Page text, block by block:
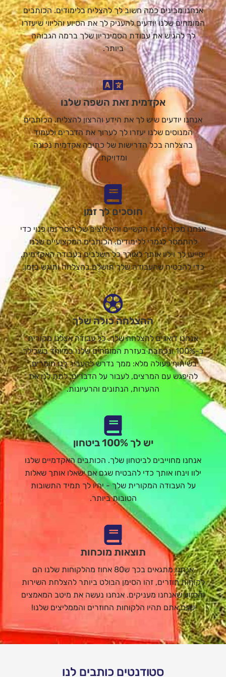
אנחנו מבינים כמה חשוב לך להצליח בלימודים. הכותבים
המומחים שלנו יודעים להעניק לך את הסיוע והליווי שיעזרו
לך להגיש את עבודת הסמינריון שלך ברמה הגבוהה
ביותר.
אקדמית זאת השפה שלנו
אנחנו יודעים שיש לך את הידע והרצון להצליח. הכותבים
המנוסים שלנו יעזרו לך לערוך את הדברים ולעמוד
בהצלחה בכל הדרישות של כתיבה אקדמית נכונה
ומדויקת.
חוסכים לך זמן
אנחנו מכירים את הקשיים והאילוצים של חוסר זמן פנוי כדי
להתמסר לגמרי ללימודים. הכותבים המקצועיים שלנו
יסייעו לך וילוו אותך לאורך כל השלבים בעבודה האקדמית,
כדי להבטיח שהעבודה שלך תושלם בהצלחה ותוגש בזמן.
ההצלחה כולה שלך
אנחנו דואגים להצלחה שלך. כל עבודה אצלנו מקורית
ב-100% ונכתבת בעזרת המומחים שלנו במיוחד בשבילך
בשיתוף פעולה מלא: ממך נדרש להעביר לנו חומרים,
להיפגש עם המרצים, לעבור על הדברים, לתת לנו את
ההערות, הנתונים והרעיונות.
יש לך 100% ביטחון
אנחנו מחוייבים לביטחון שלך. הכותבים האקדמיים שלנו
ילוו וינחו אותך כדי להבטיח שגם אם ישאלו אותך שאלות
על העבודה המקורית שלך - יהיו לך תמיד התשובות
הטובות ביותר.
תוצאות מוכחות
אנחנו מתגאים בכך ש80 אחוז מהלקוחות שלנו הם
לקוחות חוזרים, זהו הסימן הבולט ביותר להצלחת השירות
והסיוע שאנחנו מעניקים. אנחנו נעשה את מיטב המאמצים
שגם אתם תהיו הלקוחות החוזרים והממליצים שלנו!
סטודנטים כותבים לנו